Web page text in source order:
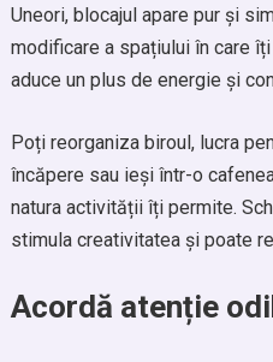
Uneori, blocajul apare pur și
modificare a spațiului în care
aduce un plus de energie și
Poți reorganiza biroul, lucra
încăpere sau ieși într-o
natura activității îți permite.
stimula creativitatea și poate
Acordă atenție